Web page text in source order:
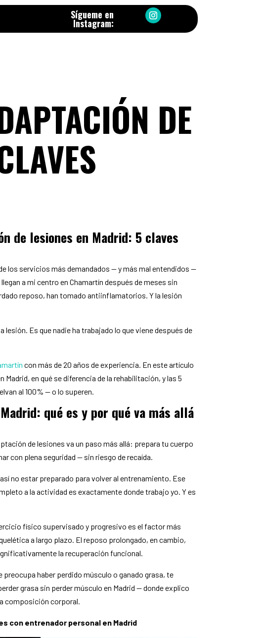
Sígueme en
Instagram:
DE
de lesiones en Madrid: 5 claves
los servicios más demandados — y más mal entendidos —
a mi centro en Chamartín después de meses sin
reposo, han tomado antiinflamatorios. Y la lesión
lesión. Es que nadie ha trabajado lo que viene después de
con más de 20 años de experiencia. En este artículo
en qué se diferencia de la rehabilitación, y las 5
al 100% — o lo superen.
qué es y por qué va más allá
de lesiones va un paso más allá: prepara tu cuerpo
con plena seguridad — sin riesgo de recaída.
no estar preparado para volver al entrenamiento. Ese
a la actividad es exactamente donde trabajo yo. Y es
físico supervisado y progresivo es el factor más
a largo plazo. El reposo prolongado, en cambio,
la recuperación funcional.
haber perdido músculo o ganado grasa, te
grasa sin perder músculo en Madrid — donde explico
composición corporal.
con entrenador personal en Madrid